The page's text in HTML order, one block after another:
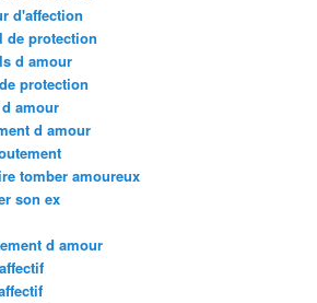
d'affection
de protection
d amour
protection
amour
d amour
tomber amoureux
son ex
d amour